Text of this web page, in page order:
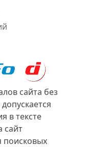
сайта без
в тексте
сайт
поисковых